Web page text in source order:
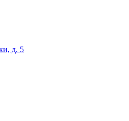
д. 5